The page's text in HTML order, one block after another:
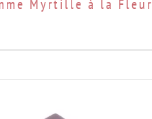
Myrtille à la Fleur